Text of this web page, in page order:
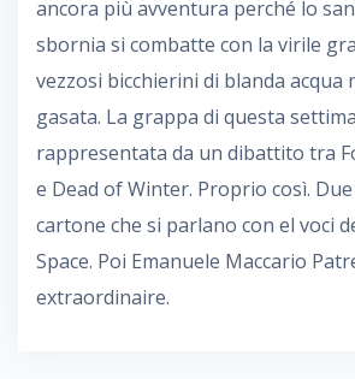
ancora più avventura perché lo
sbornia si combatte con la virile
vezzosi bicchierini di blanda acqua
gasata. La grappa di questa
rappresentata da un dibattito tra
e Dead of Winter. Proprio così.
cartone che si parlano con el voci
Space. Poi Emanuele Maccario
extraordinaire.